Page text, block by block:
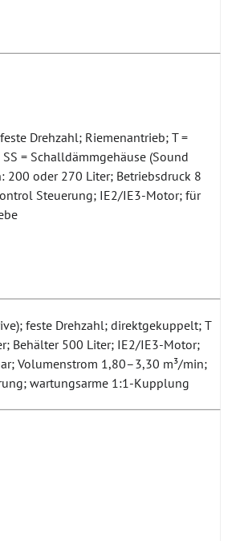
Drehzahl; Riemenantrieb; T =
= Schalldämmgehäuse (Sound
200 oder 270 Liter; Betriebsdruck 8
Steuerung; IE2/IE3-Motor; für
feste Drehzahl; direktgekuppelt; T
Behälter 500 Liter; IE2/IE3-Motor;
Volumenstrom 1,80–3,30 m³/min;
wartungsarme 1:1-Kupplung